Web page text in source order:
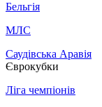
Бельгія
МЛС
Саудівська Аравія
Єврокубки
Ліга чемпіонів